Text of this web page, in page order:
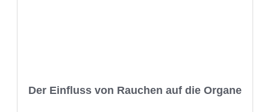
Der Einfluss von Rauchen auf die Organe